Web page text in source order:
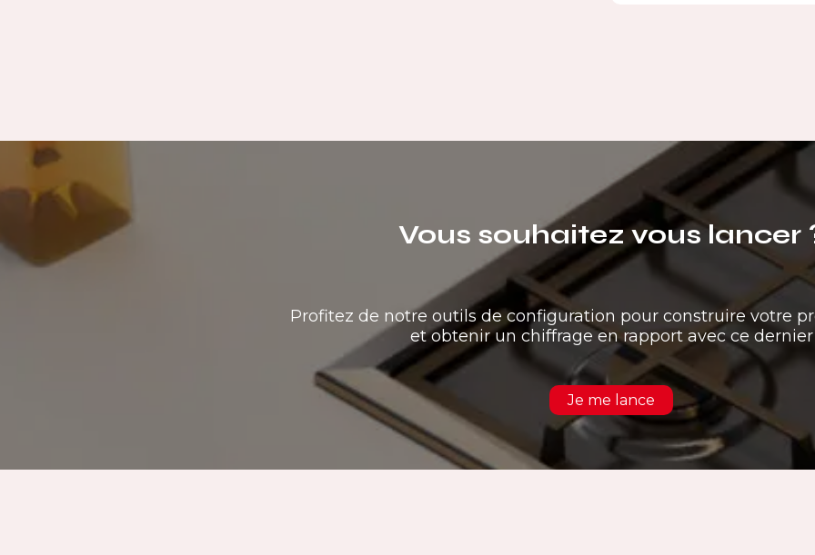
Vous souhaitez vous lancer
Profitez de notre outils de configuration pour construire votre
et obtenir un chiffrage en rapport avec ce dernier
Je me lance